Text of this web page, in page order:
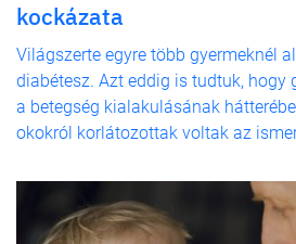
kockázata
Világszerte egyre több gyermeknél
diabétesz. Azt eddig is tudtuk, hogy
a betegség kialakulásának
okokról korlátozottak voltak az